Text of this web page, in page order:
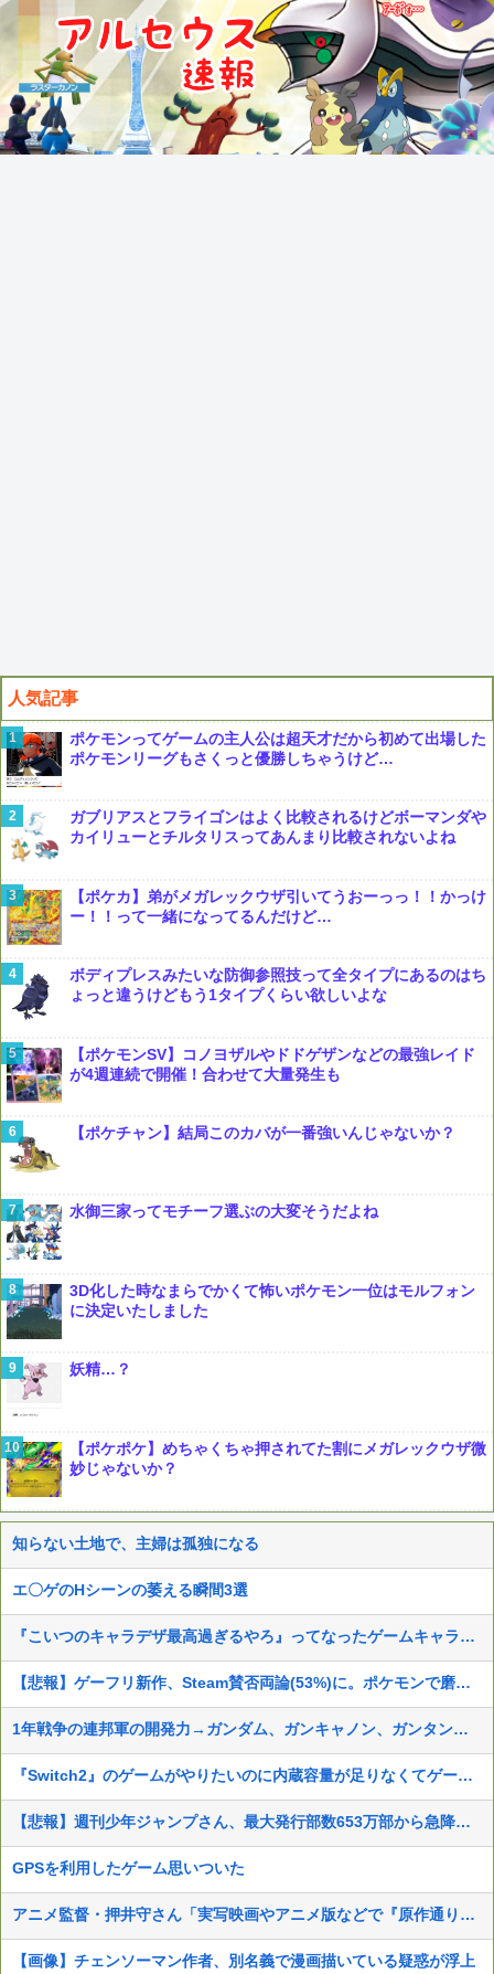
人気記事
ポケモンってゲームの主人公は超天才だから初めて出場した
ポケモンリーグもさくっと優勝しちゃうけど…
ガブリアスとフライゴンはよく比較されるけどボーマンダや
カイリューとチルタリスってあんまり比較されないよね
【ポケカ】弟がメガレックウザ引いてうおーっっ！！かっけ
ー！！って一緒になってるんだけど…
ボディプレスみたいな防御参照技って全タイプにあるのはち
ょっと違うけどもう1タイプくらい欲しいよな
【ポケモンSV】コノヨザルやドドゲザンなどの最強レイド
が4週連続で開催！合わせて大量発生も
【ポケチャン】結局このカバが一番強いんじゃないか？
水御三家ってモチーフ選ぶの大変そうだよね
3D化した時なまらでかくて怖いポケモン一位はモルフォン
に決定いたしました
妖精…？
【ポケポケ】めちゃくちゃ押されてた割にメガレックウザ微
妙じゃないか？
知らない土地で、主婦は孤独になる
エ〇ゲのHシーンの萎える瞬間3選
『こいつのキャラデザ最高過ぎるやろ』ってなったゲームキャラｗｗｗｗ
【悲報】ゲーフリ新作、Steam賛否両論(53%)に。ポケモンで磨いた技術力…
1年戦争の連邦軍の開発力→ガンダム、ガンキャノン、ガンタンク、ジム、ボール
『Switch2』のゲームがやりたいのに内蔵容量が足りなくてゲームができない
【悲報】週刊少年ジャンプさん、最大発行部数653万部から急降下でついに100万部を割ってしまうwwwwww
GPSを利用したゲーム思いついた
アニメ監督・押井守さん「実写映画やアニメ版などで『原作通りでよかった』なんて感想はとんでもない無知蒙昧な思考」
【画像】チェンソーマン作者、別名義で漫画描いている疑惑が浮上